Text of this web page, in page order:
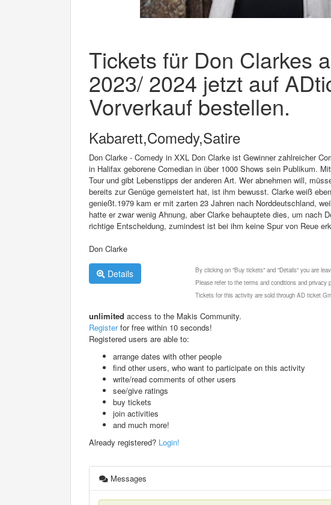
Tickets für Don Clarkes
2023/ 2024 jetzt auf
Vorverkauf bestellen.
Kabarett,Comedy,Satire
Don Clarke - Comedy in XXL Don Clarke ist Gewinner zahlreicher
in Halifax geborene Comedian in über 1000 Shows sein Publikum.
Tour und gibt Lebenstipps der anderen Art. Wer abnehmen will,
bereits zur Genüge gemeistert hat, ist ihm bewusst. Clarke weiß
genießt.1979 kam er mit zarten 23 Jahren nach Norddeutschland,
hatte er zwar wenig Ahnung, aber Clarke behauptete dies, um nach
richtige Entscheidung, zumindest ist bei ihm keine Spur von Reue
Don Clarke
Details
By clicking on "Buy tickets" and "Details" you are
Please refer to the terms and conditions and privacy
Tickets for this activity are sold through AD ticket
unlimited access to the Makis Community.
Registerfor free within 10 seconds!
Registered users are able to:
arrange dates with other people
find other users, who want to participate on this activity
write/read comments of other users
see/give ratings
buy tickets
join activities
and much more!
Already registered? Login!
Messages